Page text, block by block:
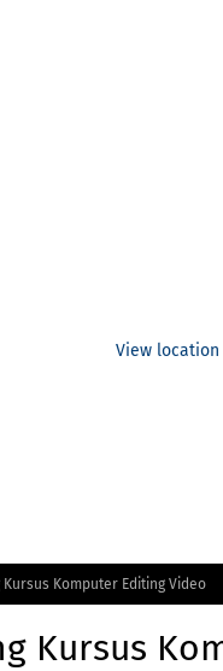
View location
Komputer Editing Video
Kursus